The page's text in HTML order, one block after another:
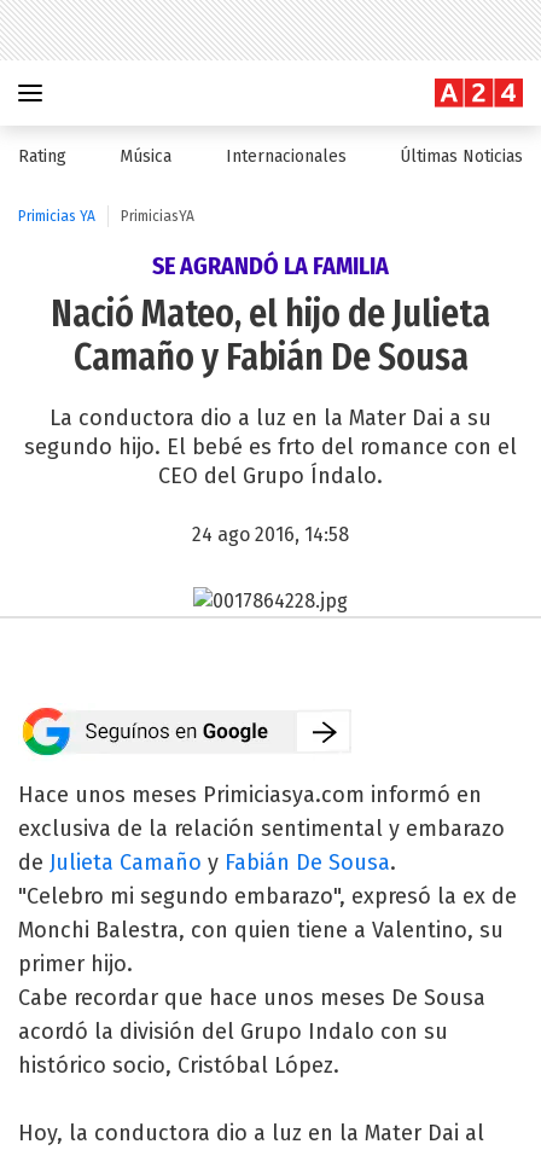
Rating Música Internacionales Últimas Noticias
Primicias YA PrimiciasYA
SE AGRANDÓ LA FAMILIA
Nació Mateo, el hijo de Julieta
Camaño y Fabián De Sousa
La conductora dio a luz en la Mater Dai a su
segundo hijo. El bebé es frto del romance con el
CEO del Grupo Índalo.
24 ago 2016, 14:58
Hace unos meses Primiciasya.com informó en
exclusiva de la relación sentimental y embarazo
de Julieta Camaño y Fabián De Sousa.
"Celebro mi segundo embarazo", expresó la ex de
Monchi Balestra, con quien tiene a Valentino, su
primer hijo.
Cabe recordar que hace unos meses De Sousa
acordó la división del Grupo Indalo con su
histórico socio, Cristóbal López.
Hoy, la conductora dio a luz en la Mater Dai al